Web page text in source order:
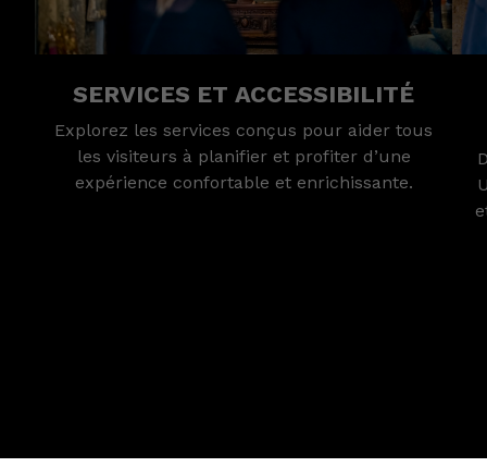
SERVICES ET ACCESSIBILITÉ
Explorez les services conçus pour aider tous
les visiteurs à planifier et profiter d’une
expérience confortable et enrichissante.